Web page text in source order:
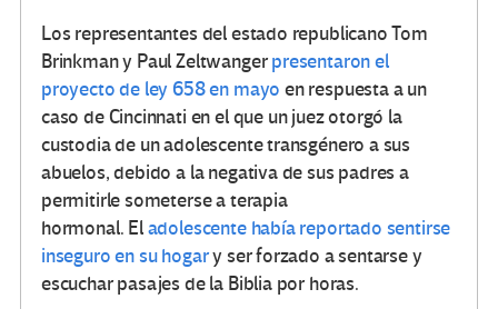
Los representantes del estado republicano Tom
Brinkman y Paul Zeltwangerpresentaron el
proyecto de ley 658 en mayo en respuesta a un
caso de Cincinnati en el que un juez otorgó la
custodia de un adolescente transgénero a sus
abuelos, debido a la negativa de sus padres a
permitirle someterse a terapia
hormonal. Eladolescente había reportado sentirse
inseguro en su hogary ser forzado a sentarse y
escuchar pasajes de la Biblia por horas.